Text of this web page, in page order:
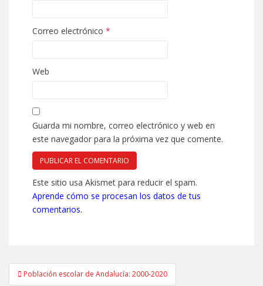
Correo electrónico *
Web
Guarda mi nombre, correo electrónico y web en
este navegador para la próxima vez que comente.
Este sitio usa Akismet para reducir el spam.
Aprende cómo se procesan los datos de tus
comentarios.
Navegación
Población escolar de Andalucía: 2000-2020